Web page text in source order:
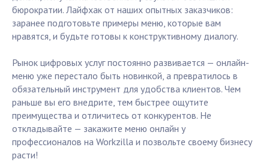
бюрократии. Лайфхак от наших опытных заказчиков:
заранее подготовьте примеры меню, которые вам
нравятся, и будьте готовы к конструктивному диалогу.
Рынок цифровых услуг постоянно развивается — онлайн-
меню уже перестало быть новинкой, а превратилось в
обязательный инструмент для удобства клиентов. Чем
раньше вы его внедрите, тем быстрее ощутите
преимущества и отличитесь от конкурентов. Не
откладывайте — закажите меню онлайн у
профессионалов на Workzilla и позвольте своему бизнесу
расти!